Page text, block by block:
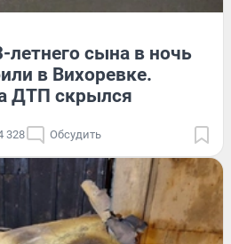
сына в ночь
в Вихоревке.
ДТП скрылся
328 Обсудить